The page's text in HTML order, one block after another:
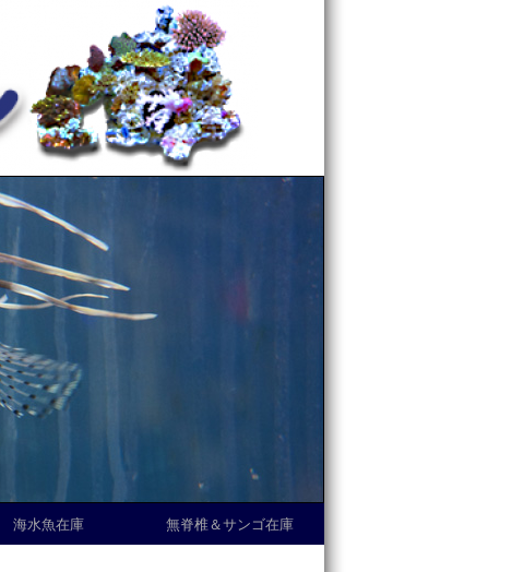
海水魚在庫 無脊椎＆サンゴ在庫